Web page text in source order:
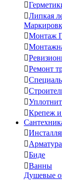

Липкая
Монтаж


Ремонт



Крепеж


Биде
Ванны
Душевые